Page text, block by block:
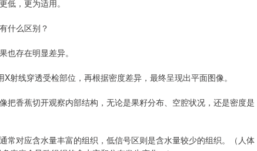
低，更为适用。
什么区别？
也存在明显差异。
射线穿透受检部位，再根据密度差异，最终呈现出平面图像。
把香蕉切开观察内部结构，无论是果籽分布、空腔状况，还是密度是
常对应含水量丰富的组织，低信号区则是含水量较少的组织。（人体